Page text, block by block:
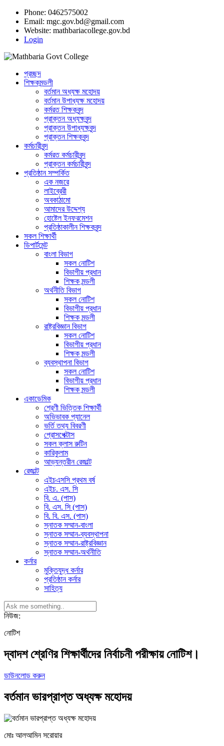
Phone: 0462575002
Email: mgc.gov.bd@gmail.com
Website: mathbariacollege.gov.bd
Login
প্রচ্ছদ
শিক্ষকমন্ডলী
বর্তমান অধ্যক্ষ মহোদয়
বর্তমান ‌উপাধ্যক্ষ মহোদয়
কর্মরত শিক্ষকবৃন্দ
প্রাক্তন অধ্যক্ষবৃন্দ
প্রাক্তন উপাধ্যক্ষবৃন্দ
প্রাক্তন শিক্ষকবৃন্দ
কর্মচারীবৃন্দ
কর্মরত কর্মচারীবৃন্দ
প্রাক্তন কর্মচারীবৃন্দ
প্রতিষ্ঠান সম্পর্কিত
এক নজরে
লাইব্রেরী
অবকাঠামো
আমাদের উদ্দেশ্য
হোষ্টেল ইনফরমেশন
প্রতিষ্ঠাকালীন শিক্ষকবৃন্দ
সকল শিক্ষার্থী
ডিপার্টমেন্ট
বাংলা বিভাগ
সকল নোটিশ
বিভাগীয় প্রধান
শিক্ষক মন্ডলী
অর্থনীতি বিভাগ
সকল নোটিশ
বিভাগীয় প্রধান
শিক্ষক মন্ডলী
রাষ্ট্রবিজ্ঞান বিভাগ
সকল নোটিশ
বিভাগীয় প্রধান
শিক্ষক মন্ডলী
ব্যবস্থাপনা বিভাগ
সকল নোটিশ
বিভাগীয় প্রধান
শিক্ষক মন্ডলী
একাডেমিক
শ্রেণী ভিত্তিক শিক্ষার্থী
অভিভাবক প্যানেল
ভর্তি তথ্য বিবরণী
প্রোসপেক্টাস
সকল ক্লাস রুটিন
কারিকুলাম
আভ্যন্তরীন রেজাল্ট
রেজাল্ট
এইচএসসি প্রথম বর্ষ
এইচ. এস. সি
বি. এ. (পাস)
বি. এস. সি (পাস)
বি. বি. এস. (পাস)
স্নাতক সম্মান-বাংলা
স্নাতক সম্মান-ব্যবস্থাপনা
স্নাতক সম্মান-রাষ্ট্রবিজ্ঞান
স্নাতক সম্মান-অর্থনীতি
কর্নার
মুক্তিযুদ্ধ কর্নার
প্রতিষ্ঠান কর্নার
সাহিত্য
নিউজ:
নোটিশ
দ্বাদশ শ্রেণির শিক্ষার্থীদের নির্বাচনী পরীক্ষায় নোটিশ।
ডাউনলোড করুন
বর্তমান ভারপ্রাপ্ত অধ্যক্ষ মহোদয়
মোঃ আলআমিন সরোয়ার